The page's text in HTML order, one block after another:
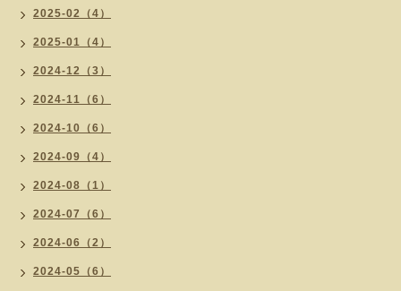
2025-02（4）
2025-01（4）
2024-12（3）
2024-11（6）
2024-10（6）
2024-09（4）
2024-08（1）
2024-07（6）
2024-06（2）
2024-05（6）